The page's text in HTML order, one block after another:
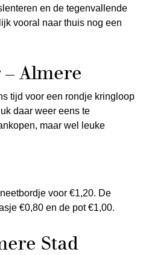
en de tegenvallende
vooral naar thuis nog een
Almere
tijd voor een rondje kringloop
daar weer eens te
maar wel leuke
voor €1,20. De
€0,80 en de pot €1,00.
Stad